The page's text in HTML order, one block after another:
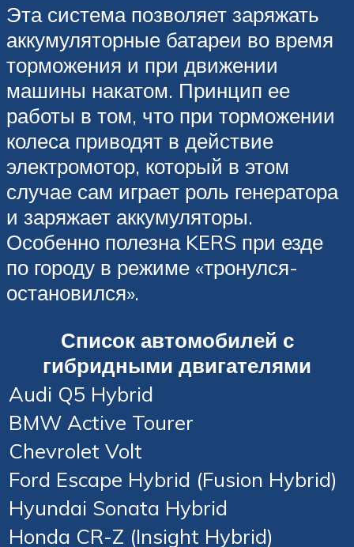
Эта система позволяет заряжать
аккумуляторные батареи во время
торможения и при движении
машины накатом. Принцип ее
работы в том, что при торможении
колеса приводят в действие
электромотор, который в этом
случае сам играет роль генератора
и заряжает аккумуляторы.
Особенно полезна KERS при езде
по городу в режиме «тронулся-
остановился».
Список автомобилей с
гибридными двигателями
Audi Q5 Hybrid
BMW Active Tourer
Chevrolet Volt
Ford Escape Hybrid (Fusion Hybrid)
Hyundai Sonata Hybrid
Honda CR-Z (Insight Hybrid)